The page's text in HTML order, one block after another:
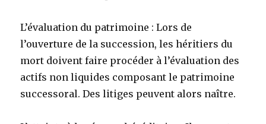
L’évaluation du patrimoine : Lors de
l’ouverture de la succession, les héritiers du
mort doivent faire procéder à l’évaluation des
actifs non liquides composant le patrimoine
successoral. Des litiges peuvent alors naître.